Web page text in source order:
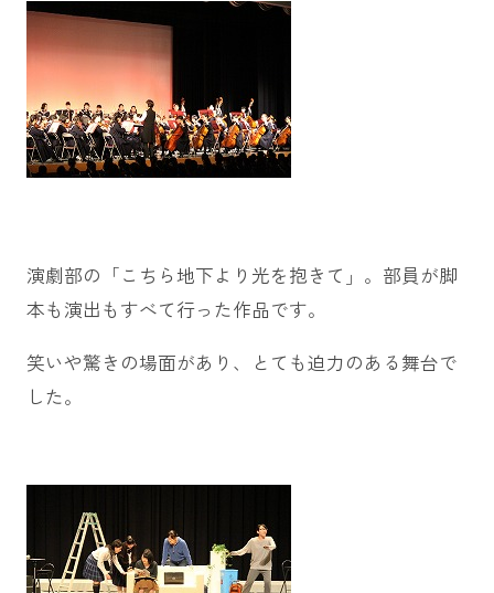
演劇部の「こちら地下より光を抱きて」。部員が脚
本も演出もすべて行った作品です。
笑いや驚きの場面があり、とても迫力のある舞台で
した。